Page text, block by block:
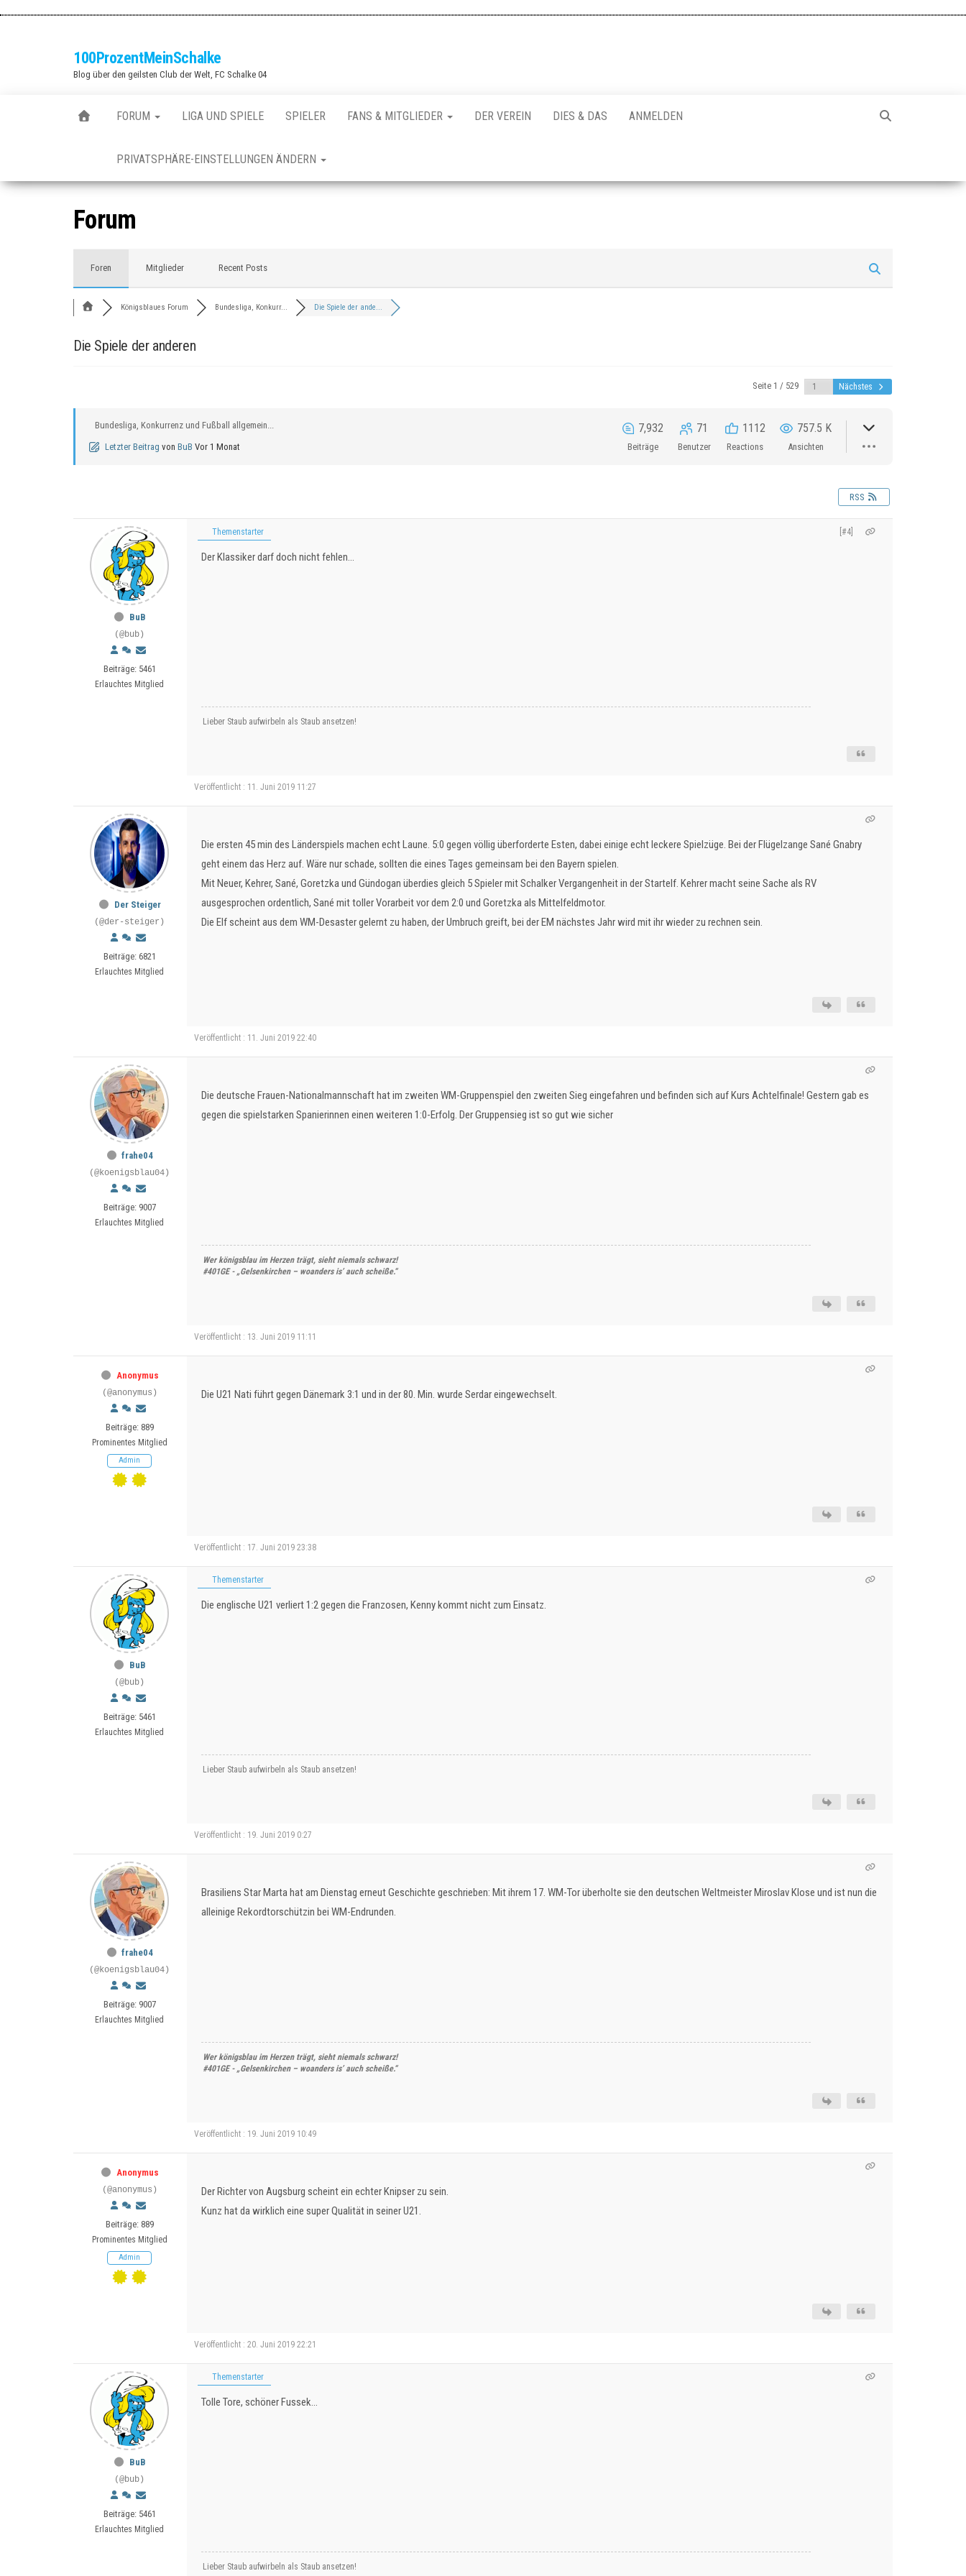
100ProzentMeinSchalke
Blog über den geilsten Club der Welt, FC Schalke 04
FORUM LIGA UND SPIELE SPIELER FANS & MITGLIEDER DER VEREIN DIES & DAS ANMELDEN
PRIVATSPHÄRE-EINSTELLUNGEN ÄNDERN
Forum
Foren Mitglieder Recent Posts
Königsblaues Forum Bundesliga, Konkurr... Die Spiele der ande...
Die Spiele der anderen
Seite 1 / 529 Nächstes
Bundesliga, Konkurrenz und Fußball allgemein...
Letzter Beitrag von BuB Vor 1 Monat
7,932
Beiträge
71
Benutzer
1112
Reactions
757.5 K
Ansichten
RSS
BuB
(@bub)
Beiträge: 5461
Erlauchtes Mitglied
Themenstarter [#4]
Der Klassiker darf doch nicht fehlen...
Lieber Staub aufwirbeln als Staub ansetzen!
Veröffentlicht : 11. Juni 2019 11:27
Der Steiger
(@der-steiger)
Beiträge: 6821
Erlauchtes Mitglied
Die ersten 45 min des Länderspiels machen echt Laune. 5:0 gegen völlig überforderte Esten, dabei einige echt leckere Spielzüge. Bei der Flügelzange Sané Gnabry
geht einem das Herz auf. Wäre nur schade, sollten die eines Tages gemeinsam bei den Bayern spielen.
Mit Neuer, Kehrer, Sané, Goretzka und Gündogan überdies gleich 5 Spieler mit Schalker Vergangenheit in der Startelf. Kehrer macht seine Sache als RV
ausgesprochen ordentlich, Sané mit toller Vorarbeit vor dem 2:0 und Goretzka als Mittelfeldmotor.
Die Elf scheint aus dem WM-Desaster gelernt zu haben, der Umbruch greift, bei der EM nächstes Jahr wird mit ihr wieder zu rechnen sein.
Veröffentlicht : 11. Juni 2019 22:40
frahe04
(@koenigsblau04)
Beiträge: 9007
Erlauchtes Mitglied
Die deutsche Frauen-Nationalmannschaft hat im zweiten WM-Gruppenspiel den zweiten Sieg eingefahren und befinden sich auf Kurs Achtelfinale! Gestern gab es
gegen die spielstarken Spanierinnen einen weiteren 1:0-Erfolg. Der Gruppensieg ist so gut wie sicher
Wer königsblau im Herzen trägt, sieht niemals schwarz!
#401GE - „Gelsenkirchen – woanders is’ auch scheiße.“
Veröffentlicht : 13. Juni 2019 11:11
Anonymus
(@anonymus)
Beiträge: 889
Prominentes Mitglied
Admin
Die U21 Nati führt gegen Dänemark 3:1 und in der 80. Min. wurde Serdar eingewechselt.
Veröffentlicht : 17. Juni 2019 23:38
BuB
(@bub)
Beiträge: 5461
Erlauchtes Mitglied
Themenstarter
Die englische U21 verliert 1:2 gegen die Franzosen, Kenny kommt nicht zum Einsatz.
Lieber Staub aufwirbeln als Staub ansetzen!
Veröffentlicht : 19. Juni 2019 0:27
frahe04
(@koenigsblau04)
Beiträge: 9007
Erlauchtes Mitglied
Brasiliens Star Marta hat am Dienstag erneut Geschichte geschrieben: Mit ihrem 17. WM-Tor überholte sie den deutschen Weltmeister Miroslav Klose und ist nun die
alleinige Rekordtorschützin bei WM-Endrunden.
Wer königsblau im Herzen trägt, sieht niemals schwarz!
#401GE - „Gelsenkirchen – woanders is’ auch scheiße.“
Veröffentlicht : 19. Juni 2019 10:49
Anonymus
(@anonymus)
Beiträge: 889
Prominentes Mitglied
Admin
Der Richter von Augsburg scheint ein echter Knipser zu sein.
Kunz hat da wirklich eine super Qualität in seiner U21.
Veröffentlicht : 20. Juni 2019 22:21
BuB
(@bub)
Beiträge: 5461
Erlauchtes Mitglied
Themenstarter
Tolle Tore, schöner Fussek...
Lieber Staub aufwirbeln als Staub ansetzen!